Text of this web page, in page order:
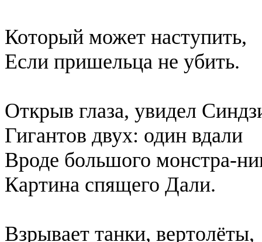
Который может наступить,
Если пришельца не убить.
Открыв глаза, увидел
Гигантов двух: один вдали
Вроде большого монстра-
Картина спящего Дали.
Взрывает танки, вертолёты,